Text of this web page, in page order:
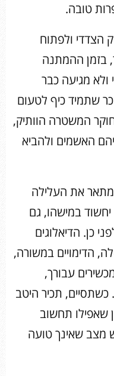
טובה.
הצדדי ולפתוח
בזמן ההמתנה
ולא מגיעה כבר
שתמיד כיף לטעום
המשטרה הוותיק,
האשמים ולהביא
את העלילה
במישהו, גם
כן. הדיאלוגים
הדימויים במשורה,
עבורך,
תכיר היטב
שאפילו תחשוב
מצב שאינך טועה